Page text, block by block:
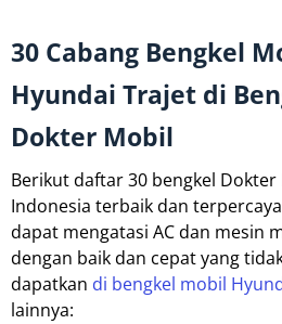
30 Cabang Bengkel
Hyundai Trajet di
Dokter Mobil
Berikut daftar 30 bengkel Dokter
Indonesia terbaik dan
dapat mengatasi AC dan mesin
dengan baik dan cepat yang
dapatkan di bengkel mobil
lainnya: